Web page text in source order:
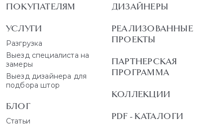
ПОКУПАТЕЛЯМ
УСЛУГИ
Разгрузка
Выезд специалиста на
замеры
Выезд дизайнера для
подбора штор
БЛОГ
Статьи
ДИЗАЙНЕРЫ
РЕАЛИЗОВАННЫЕ
ПРОЕКТЫ
ПАРТНЕРСКАЯ
ПРОГРАММА
КОЛЛЕКЦИИ
PDF - КАТАЛОГИ